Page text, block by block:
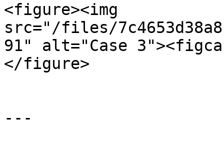
<figure><img
src="/files/
91" alt="Case
</figure>
---